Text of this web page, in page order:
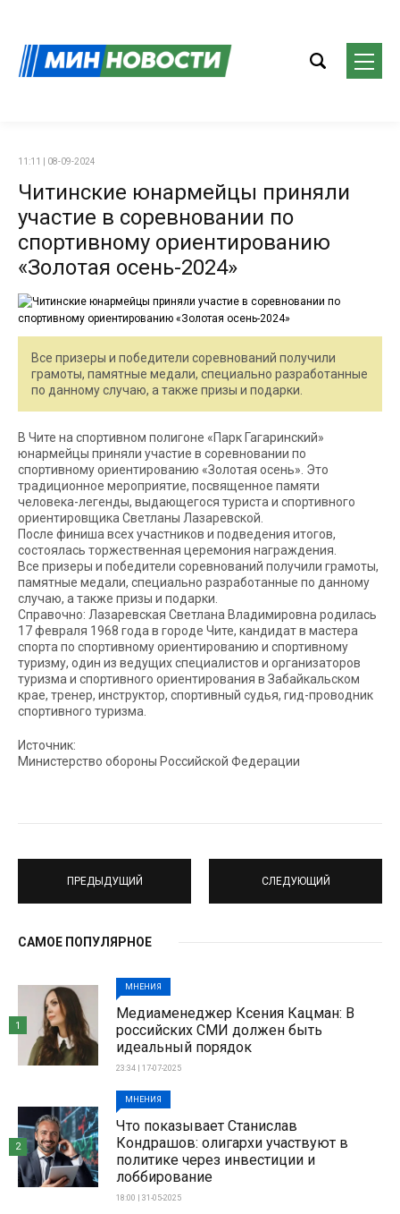
11:11 | 08-09-2024
Читинские юнармейцы приняли
участие в соревновании по
спортивному ориентированию
«Золотая осень-2024»
Все призеры и победители соревнований получили
грамоты, памятные медали, специально разработанные
по данному случаю, а также призы и подарки.
В Чите на спортивном полигоне «Парк Гагаринский»
юнармейцы приняли участие в соревновании по
спортивному ориентированию «Золотая осень». Это
традиционное мероприятие, посвященное памяти
человека-легенды, выдающегося туриста и спортивного
ориентировщика Светланы Лазаревской.
После финиша всех участников и подведения итогов,
состоялась торжественная церемония награждения.
Все призеры и победители соревнований получили грамоты,
памятные медали, специально разработанные по данному
случаю, а также призы и подарки.
Справочно: Лазаревская Светлана Владимировна родилась
17 февраля 1968 года в городе Чите, кандидат в мастера
спорта по спортивному ориентированию и спортивному
туризму, один из ведущих специалистов и организаторов
туризма и спортивного ориентирования в Забайкальском
крае, тренер, инструктор, спортивный судья, гид-проводник
спортивного туризма.
Источник:
Министерство обороны Российской Федерации
ПРЕДЫДУЩИЙ СЛЕДУЮЩИЙ
САМОЕ ПОПУЛЯРНОЕ
МНЕНИЯ
Медиаменеджер Ксения Кацман: В
российских СМИ должен быть
идеальный порядок
23:34 | 17-07-2025
1
МНЕНИЯ
Что показывает Станислав
Кондрашов: олигархи участвуют в
политике через инвестиции и
лоббирование
18:00 | 31-05-2025
2